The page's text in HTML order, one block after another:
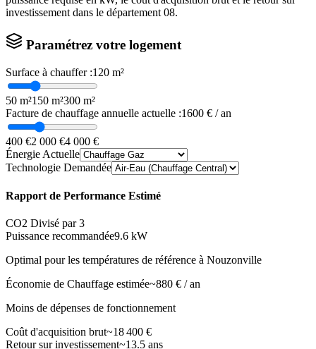
investissement dans le département 08.
Paramétrez votre logement
Surface à chauffer :120 m²
50 m²150 m²300 m²
Facture de chauffage annuelle actuelle :1600 € / an
400 €2 000 €4 000 €
Énergie Actuelle
Technologie Demandée
Rapport de Performance Estimé
CO2 Divisé par 3
Puissance recommandée9.6 kW
Optimal pour les températures de référence à Nouzonville
Économie de Chauffage estimée~880 € / an
Moins de dépenses de fonctionnement
Coût d'acquisition brut~18 400 €
Retour sur investissement~13.5 ans